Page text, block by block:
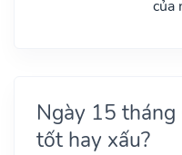
của
Ngày 15
tốt hay xấu?